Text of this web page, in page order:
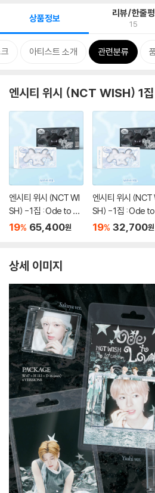
상품정보 리뷰/한줄평
15
아티스트 소개 관련분류
엔시티 위시 (NCT WISH) 1
엔시티 위시 (NCT WI
SH) - 1집 : Ode to Lo
ve [WICHU Ver.](스
19% 65,400원
엔시티 위시 (NCT
SH) - 1집 : Ode to
ve [WICHU Ver.](
19% 32,700원
상세 이미지